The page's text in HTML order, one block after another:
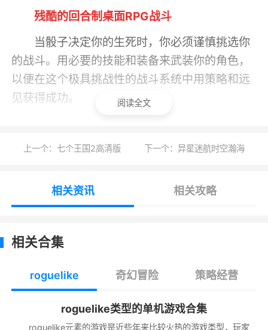
残酷的回合制桌面RPG战斗
当骰子决定你的生死时，你必须谨慎挑选你
的战斗。用必要的技能和装备来武装你的角色，
以便在这个极具挑战性的战斗系统中用策略和远
见获得成功。
品，与你的小伙伴们制定战略，或并肩作战，或
分头行动——或死而后已!
个人独特的状态和能力，开启一个属于你自己的
冒险旅程吧!
用Roguelike战利品把握良机!
阅读全文
上一个：七个王国2高清版 下一个：异星迷航时空瀚海
相关资讯 相关攻略
相关合集
roguelike 奇幻冒险 策略经营
roguelike类型的单机游戏合集
roguelike元素的游戏是近些年来比较火热的游戏类型，玩家